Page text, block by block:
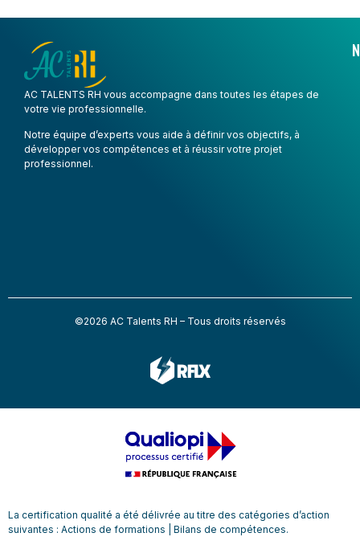
AC TALENTS RH vous accompagne dans toutes les étapes de
votre vie professionnelle.
Notre équipe d’experts vous aide à définir vos objectifs, à
développer vos compétences et à réussir votre projet
professionnel.
©2026 AC Talents RH – Tous droits réservés
La certification qualité a été délivrée au titre des catégories d’action
suivantes : Actions de formations | Bilans de compétences.